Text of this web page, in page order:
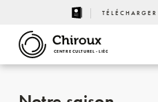
CENTRE CULTUREL - LIÈGE